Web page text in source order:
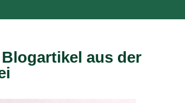
aus der